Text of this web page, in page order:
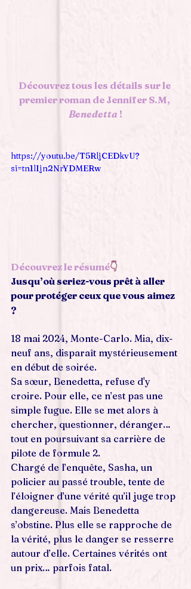
Découvrez tous les détails sur le
premier roman de Jennifer S.M,
Benedetta !
https://youtu.be/T5RljCEDkvU?
si=tn1lIjn2NrYDMERw
Découvrez le résumé👇
Jusqu’où seriez-vous prêt à aller
pour protéger ceux que vous aimez
?
18 mai 2024, Monte-Carlo. Mia, dix-
neuf ans, disparaît mystérieusement
en début de soirée.
Sa sœur, Benedetta, refuse d'y
croire. Pour elle, ce n’est pas une
simple fugue. Elle se met alors à
chercher, questionner, déranger…
tout en poursuivant sa carrière de
pilote de formule 2.
Chargé de l’enquête, Sasha, un
policier au passé trouble, tente de
l’éloigner d’une vérité qu’il juge trop
dangereuse. Mais Benedetta
s’obstine. Plus elle se rapproche de
la vérité, plus le danger se resserre
autour d’elle. Certaines vérités ont
un prix… parfois fatal.